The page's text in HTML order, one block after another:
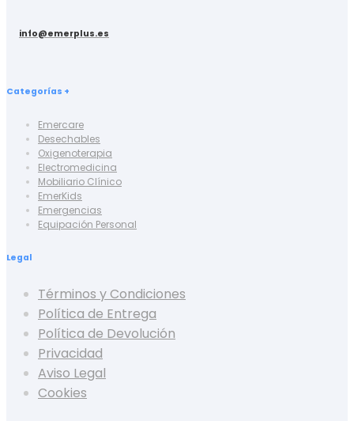
info@emerplus.es
Categorías +
Emercare
Desechables
Oxigenoterapia
Electromedicina
Mobiliario Clínico
EmerKids
Emergencias
Equipación Personal
Legal
Términos y Condiciones
Política de Entrega
Política de Devolución
Privacidad
Aviso Legal
Cookies